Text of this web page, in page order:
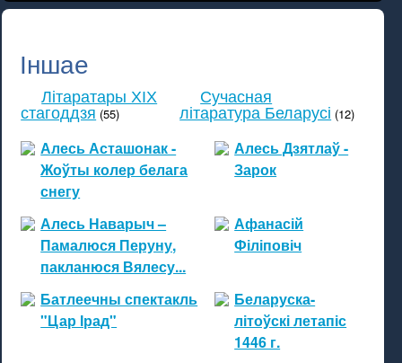
Іншае
Літаратары ХІХ
стагоддзя (55)
Сучасная
літаратура Беларусі (12)
Алесь Асташонак -
Жоўты колер белага
снегу
Алесь Дзятлаў -
Зарок
Алесь Наварыч –
Памалюся Перуну,
пакланюся Вялесу...
Афанасій
Філіповіч
Батлеечны спектакль
"Цар Ірад"
Беларуска-
літоўскі летапіс
1446 г.